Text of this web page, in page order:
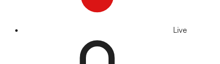
Live